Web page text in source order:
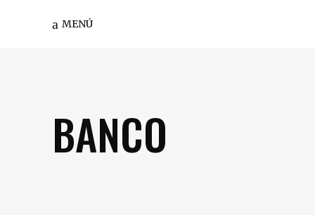
MENÚ
BANCO